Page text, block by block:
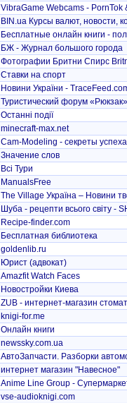
VibraGame Webcams - PornTok
BIN.ua Курсы валют, новости,
Бесплатные онлайн книги -
БЖ - Журнал большого города
Фотографии Бритни Спирс
Ставки на спорт
Новини України -
Туристический форум «Рюкзак»
Останні події
minecraft-max.net
Cam-Modeling - секреты
Значение слов
Всі Тури
ManualsFree
The Village Україна – Новини
Шуба - рецепти всього світу -
Recipe-finder.com
Бесплатная библиотека
goldenlib.ru
Юрист (адвокат)
Amazfit Watch Faces
Новостройки Киева
ZUB - интернет-магазин
knigi-for.me
Онлайн книги
newssky.com.ua
АвтоЗапчасти. Разборки
интернет магазин "Навесное"
Anime Line Group -
vse-audioknigi.com